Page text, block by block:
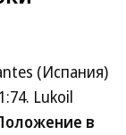
(Испания)
Lukoil
в